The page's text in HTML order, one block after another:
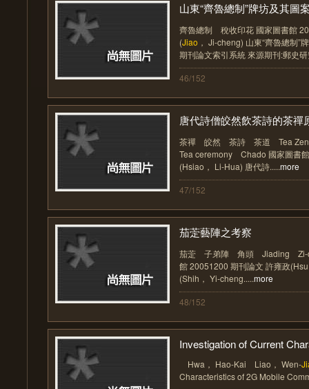
山東“齊魯總制”牌坊及其圖
齊魯總制 稅收印花 國家圖書館
(Jiao ， Ji-cheng) 山東“齊魯總制”
期刊論文索引系統 來源期刊:郵史
46/152
唐代詩僧皎然飲茶詩的茶禪
茶禪 皎然 茶詩 茶道 Tea
Tea ceremony Chado 國家圖書
(Hsiao， Li-Hua) 唐代詩.....more
47/152
茄萣藝陣之考察
茄萣 子弟陣 角頭 Jiading
館 20051200 期刊論文 許雍政
(Shih， Yi-cheng.....more
48/152
Investigation of Current
Hwa， Hao-Kai Liao， Wen-
Characteristics of 2G Mobile